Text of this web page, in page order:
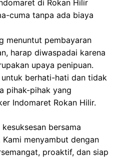
di Rokan Hilir
cuma tanpa ada biaya
menuntut pembayaran
harap diwaspadai karena
upaya penipuan.
berhati-hati dan tidak
pihak-pihak yang
Indomaret Rokan Hilir.
bersama
menyambut dengan
proaktif, dan siap